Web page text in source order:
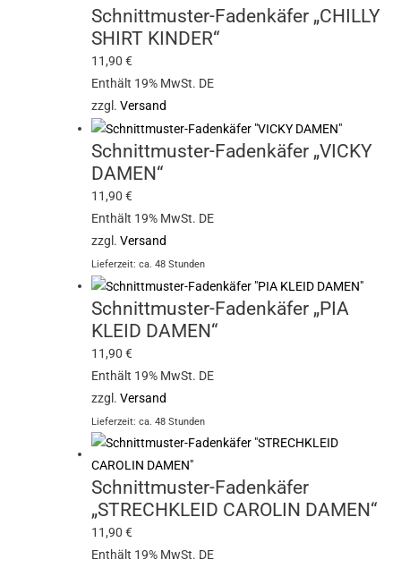
Schnittmuster-Fadenkäfer „CHILLY
SHIRT KINDER“
11,90€
Enthält 19% MwSt. DE
zzgl.Versand
Schnittmuster-Fadenkäfer „VICKY
DAMEN“
11,90€
Enthält 19% MwSt. DE
zzgl.Versand
Lieferzeit: ca. 48 Stunden
Schnittmuster-Fadenkäfer „PIA
KLEID DAMEN“
11,90€
Enthält 19% MwSt. DE
zzgl.Versand
Lieferzeit: ca. 48 Stunden
Schnittmuster-Fadenkäfer
„STRECHKLEID CAROLIN DAMEN“
11,90€
Enthält 19% MwSt. DE